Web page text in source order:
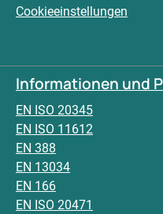
Cookieeinstellungen
Informationen und
EN ISO 20345
EN ISO 11612
EN 388
EN 13034
EN 166
EN ISO 20471